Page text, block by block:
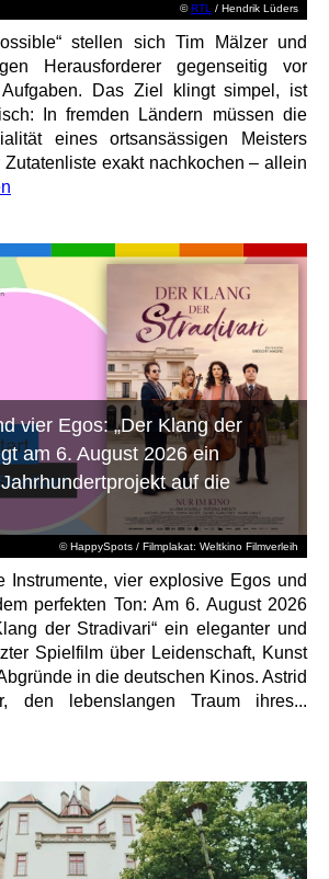
©RTL / Hendrik Lüders
stellen sich Tim Mälzer und
Herausforderer gegenseitig vor
Das Ziel klingt simpel, ist
In fremden Ländern müssen die
eines ortsansässigen Meisters
exakt nachkochen – allein
© HappySpots / Filmplakat: Weltkino Filmverleih
vier Egos: „Der Klang der
am 6. August 2026 ein
auf die
Instrumente, vier explosive Egos und
perfekten Ton: Am 6. August 2026
der Stradivari“ ein eleganter und
Spielfilm über Leidenschaft, Kunst
in die deutschen Kinos. Astrid
den lebenslangen Traum ihres...